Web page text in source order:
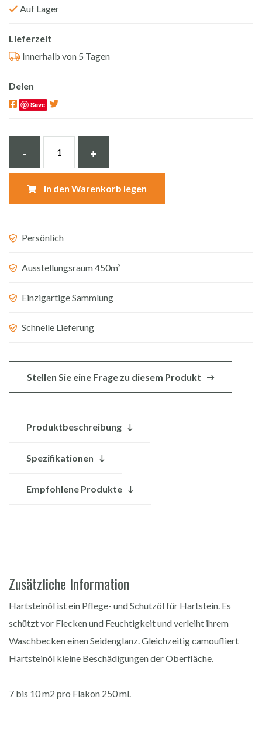
Auf Lager
Lieferzeit
Innerhalb von 5 Tagen
Delen
Save
- +
In den Warenkorb legen
Persönlich
Ausstellungsraum 450m²
Einzigartige Sammlung
Schnelle Lieferung
Stellen Sie eine Frage zu diesem Produkt
Produktbeschreibung
Spezifikationen
Empfohlene Produkte
Zusätzliche Information
Hartsteinöl ist ein Pflege- und Schutzöl für Hartstein. Es
schützt vor Flecken und Feuchtigkeit und verleiht ihrem
Waschbecken einen Seidenglanz. Gleichzeitig camoufliert
Hartsteinöl kleine Beschädigungen der Oberfläche.
7 bis 10 m2 pro Flakon 250 ml.